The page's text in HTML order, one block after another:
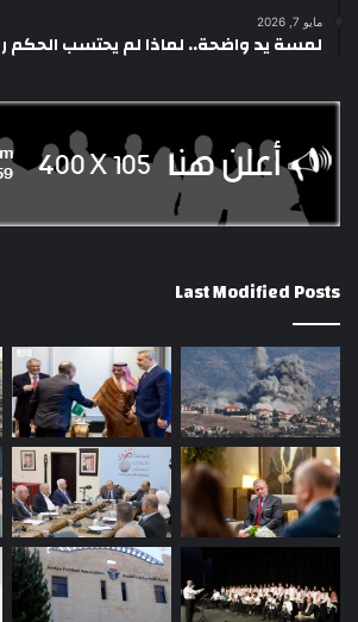
مايو 7, 2026
لمسة يد واضحة.. لماذا لم يحتسب الحكم
Last Modified Posts